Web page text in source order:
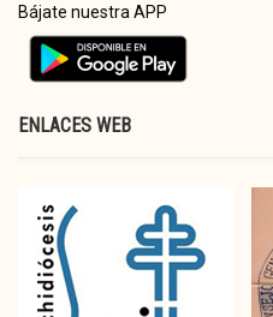
Bájate nuestra APP
ENLACES WEB